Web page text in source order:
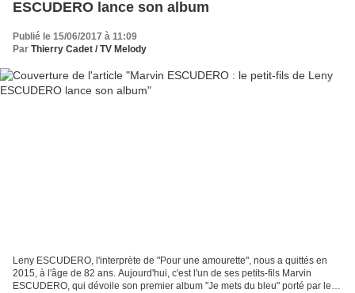
ESCUDERO lance son album
Publié le 15/06/2017 à 11:09
Par Thierry Cadet / TV Melody
Leny ESCUDERO, l'interprète de "Pour une amourette", nous a quittés en
2015, à l'âge de 82 ans. Aujourd'hui, c'est l'un de ses petits-fils Marvin
ESCUDERO, qui dévoile son premier album "Je mets du bleu" porté par le